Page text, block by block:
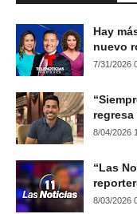
Hay
nuevo
7/31/2026
8/04/2026
“Las
8/03/2026